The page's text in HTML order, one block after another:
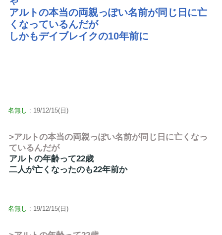
アルトの本当の両親っぽい名前が同じ日に亡
くなっているんだが
しかもデイブレイクの10年前に
名無し : 19/12/15(日)
>アルトの本当の両親っぽい名前が同じ日に亡くなっ
ているんだが
アルトの年齢って22歳
二人が亡くなったのも22年前か
名無し : 19/12/15(日)